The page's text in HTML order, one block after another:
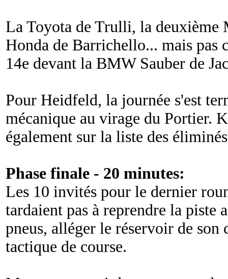
La Toyota de Trulli, la deuxième
Honda de Barrichello... mais pas
14e devant la BMW Sauber de
Pour Heidfeld, la journée s'est
mécanique au virage du Portier.
également sur la liste des
Phase finale - 20 minutes:
Les 10 invités pour le dernier
tardaient pas à reprendre la piste
pneus, alléger le réservoir de
tactique de course.